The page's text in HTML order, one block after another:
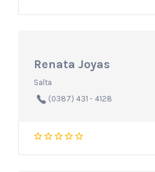
Renata Joyas
Salta
(0387) 431 - 4128